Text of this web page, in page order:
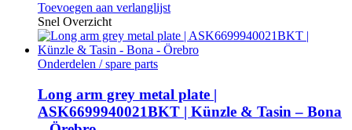
Toevoegen aan verlanglijst
Snel Overzicht
Onderdelen / spare parts
Long arm grey metal plate |
ASK6699940021BKT | Künzle & Tasin – Bona